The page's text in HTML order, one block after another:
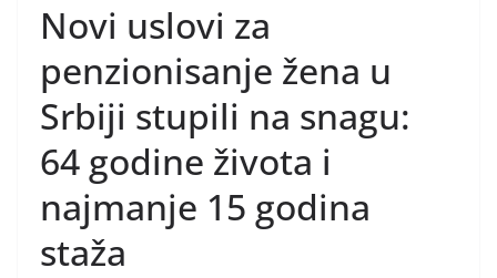
Novi uslovi za
penzionisanje žena u
Srbiji stupili na snagu:
64 godine života i
najmanje 15 godina
staža